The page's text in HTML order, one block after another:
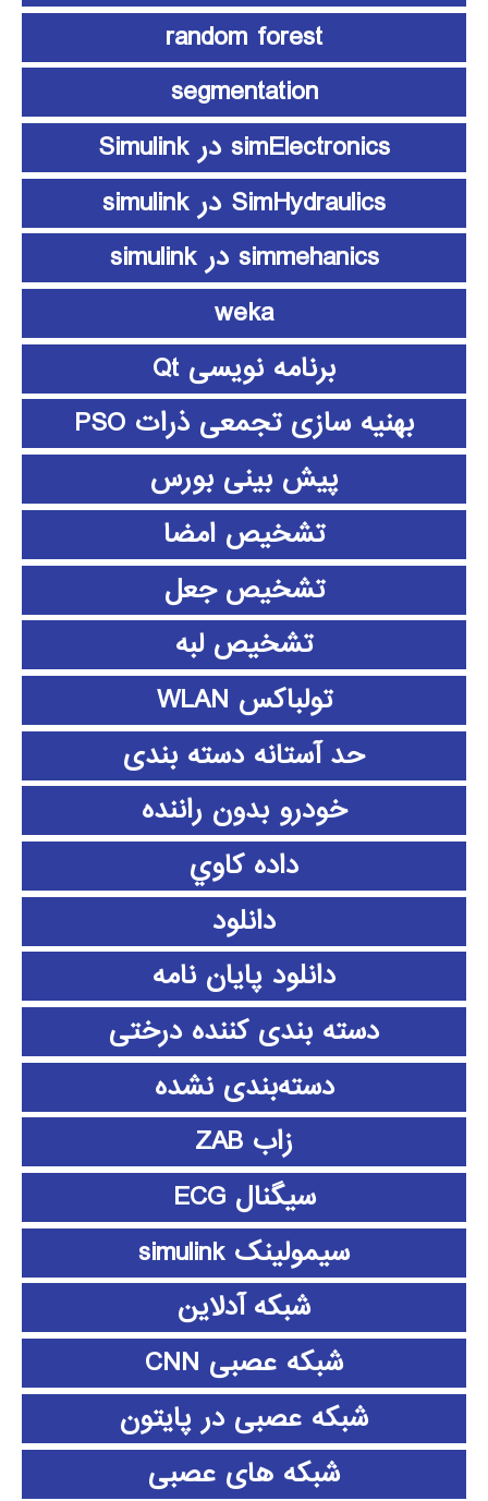
random forest
segmentation
simElectronics در Simulink
SimHydraulics در simulink
simmehanics در simulink
weka
برنامه نویسی Qt
بهنیه سازی تجمعی ذرات PSO
پیش بینی بورس
تشخیص امضا
تشخیص جعل
تشخیص لبه
تولباکس WLAN
حد آستانه دسته بندی
خودرو بدون راننده
داده كاوي
دانلود
دانلود پايان نامه
دسته بندی کننده درختی
دسته‌بندی نشده
زاب ZAB
سیگنال ECG
سیمولینک simulink
شبکه آدلاین
شبکه عصبی CNN
شبکه عصبی در پایتون
شبکه های عصبی